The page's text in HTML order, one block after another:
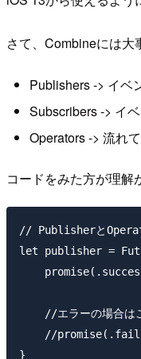
さて、Combineには大
Publishers -> イベ
Subscribers -> イ
Operators -> 流れ
コードをみた方が理解
// Publisherと
let publisher =
//エラーの場合は
//
}